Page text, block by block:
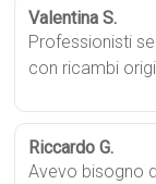
Valentina S.
Professionisti
con ricambi
Riccardo G.
Avevo bisogno